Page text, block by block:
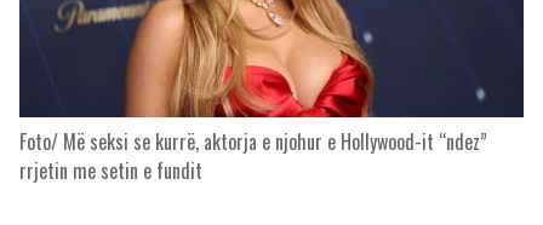
Foto/ Më seksi se kurrë, aktorja e njohur e Hollywood-it “ndez”
rrjetin me setin e fundit